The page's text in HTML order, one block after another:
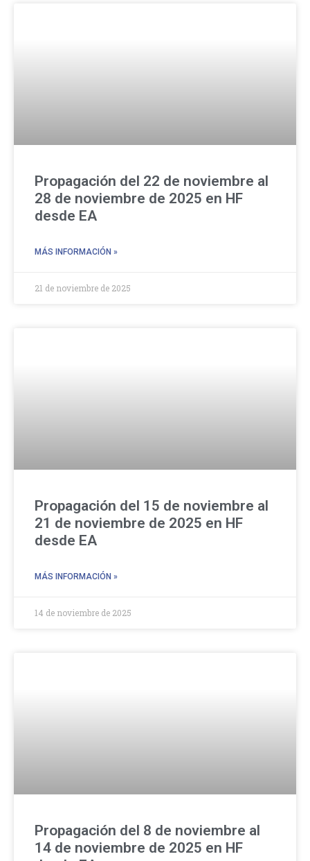
Propagación del 22 de noviembre al
28 de noviembre de 2025 en HF
desde EA
MÁS INFORMACIÓN »
21 de noviembre de 2025
Propagación del 15 de noviembre al
21 de noviembre de 2025 en HF
desde EA
MÁS INFORMACIÓN »
14 de noviembre de 2025
Propagación del 8 de noviembre al
14 de noviembre de 2025 en HF